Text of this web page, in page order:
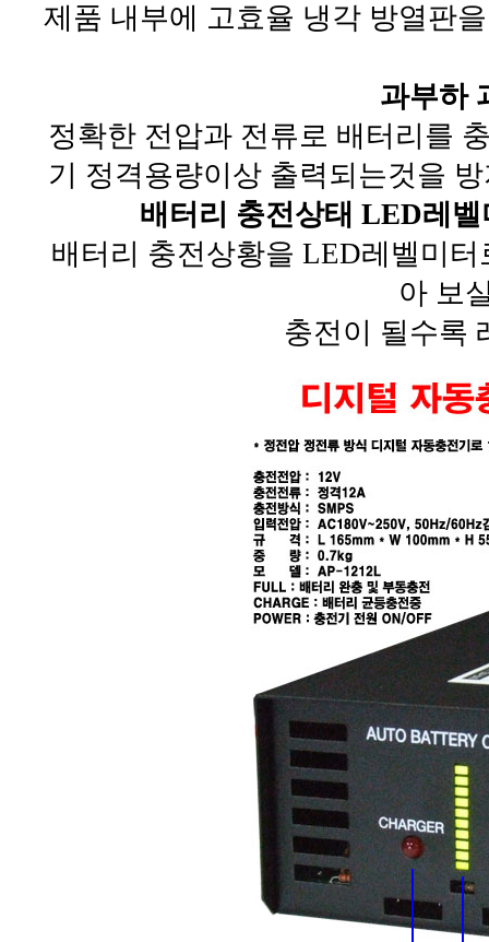
제품 내부에 고효율 냉각 방열판
과부하
정확한 전압과 전류로 배터리를
기 정격용량이상 출력되는것을
배터리 충전상태 LED레
배터리 충전상황을 LED레벨미
아 보
충전이 될수록